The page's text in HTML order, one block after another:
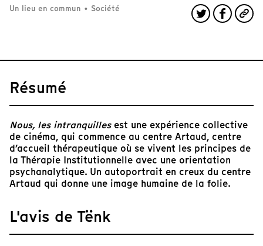
Un lieu en commun • Société
Résumé
Nous, les intranquillesest une expérience collective
de cinéma, qui commence au centre Artaud, centre
d’accueil thérapeutique où se vivent les principes de
la Thérapie Institutionnelle avec une orientation
psychanalytique. Un autoportrait en creux du centre
Artaud qui donne une image humaine de la folie.
L'avis de Tënk